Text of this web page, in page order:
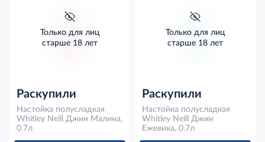
Только для лиц
старше 18 лет
Раскупили
Настойка полусладкая
Whitley Neill Джин Малина,
0.7л
Только для лиц
старше 18 лет
Раскупили
Настойка полусладкая
Whitley Neill Джин
Ежевика, 0.7л